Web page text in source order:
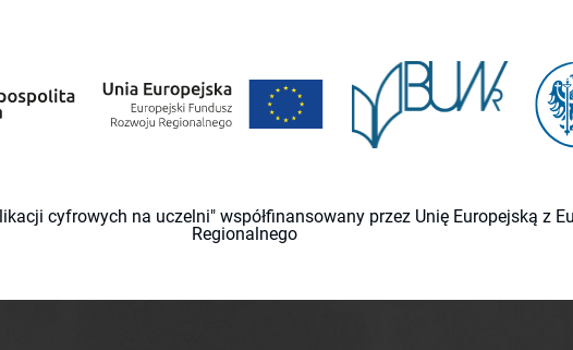
cyfrowych na uczelni" współfinansowany przez Unię Europejską z
Regionalnego